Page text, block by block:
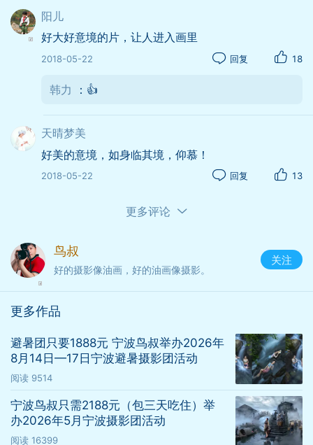
倾听
鸟叔：浙江宁波，专长意境人像摄影，太平洋摄影部落
人像版版主，摄影家三级，发表众多优秀作品！自称热
爱生活，爱好摄影，不爱江山更爱美女。
阳儿
好大好意境的片，让人进入画里
2018-05-22 回复 18
韩力 ：👍
天晴梦美
好美的意境，如身临其境，仰慕！
2018-05-22 回复 13
更多评论
鸟叔
好的摄影像油画，好的油画像摄影。
关注
更多作品
避暑团只要1888元 宁波鸟叔举办2026年
8月14日—17日宁波避暑摄影团活动
阅读 9514
宁波鸟叔只需2188元（包三天吃住）举
办2026年5月宁波摄影团活动
阅读 16399